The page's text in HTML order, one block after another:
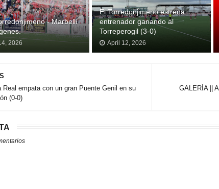
- Marbellí
2026
El Torredonjimeno estrena
entrenador ganando al
Torreperogil (3-0)
April 12, 2026
GALERÍA ||
Real empata con un gran Puente Genil en su
(0-0)